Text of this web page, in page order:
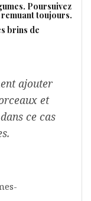
Poursuivez
remuant toujours.
brins de
ajouter
et
ce cas